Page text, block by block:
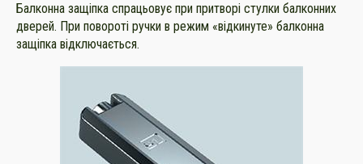
Балконна защіпка спрацьовує при притворі стулки балконних
дверей. При повороті ручки в режим «відкинуте» балконна
защіпка відключається.